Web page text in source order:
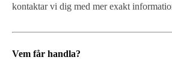
kontaktar vi dig med mer exakt
Vem får handla?